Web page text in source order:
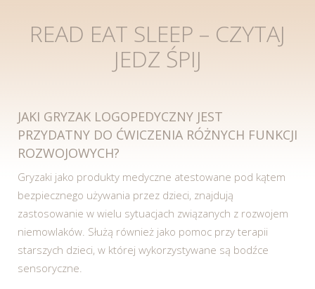
READ EAT SLEEP – CZYTAJ
JEDZ ŚPIJ
JAKI GRYZAK LOGOPEDYCZNY JEST
PRZYDATNY DO ĆWICZENIA RÓŻNYCH FUNKCJI
ROZWOJOWYCH?
Gryzaki jako produkty medyczne atestowane pod kątem
bezpiecznego używania przez dzieci, znajdują
zastosowanie w wielu sytuacjach związanych z rozwojem
niemowlaków. Służą również jako pomoc przy terapii
starszych dzieci, w której wykorzystywane są bodźce
sensoryczne.